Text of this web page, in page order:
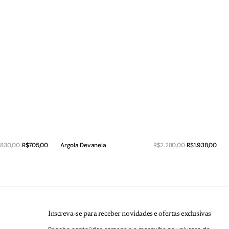
Sale
R$705,00 Argola Devaneia
Regular
R$2.280,00
Sale
R$1.938,00
Inscreva-se para receber novidades e ofertas exclusivas